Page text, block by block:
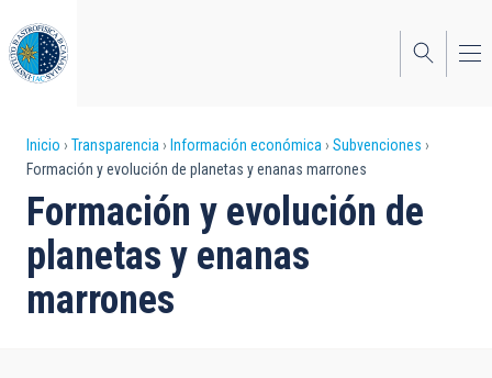
al
contenido
principal
Sobrescribir
enlaces
de
ayuda
a
Inicio Transparencia Información económica
Subvenciones
Formación y evolución de planetas y enanas marrones
Formación y evolución de
planetas y enanas
marrones